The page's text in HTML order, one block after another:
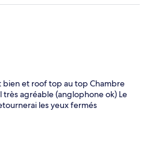
bien et roof top au top Chambre
très agréable (anglophone ok) Le
les yeux fermés